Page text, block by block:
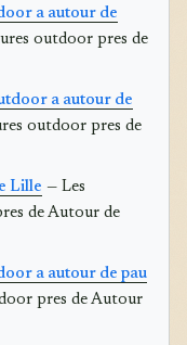
a autour de
outdoor pres de
a autour de
outdoor pres de
Lille — Les
de Autour de
a autour de pau
pres de Autour